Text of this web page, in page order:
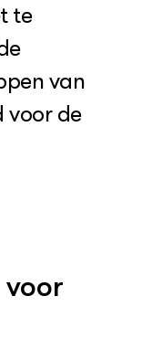
te
van
voor de